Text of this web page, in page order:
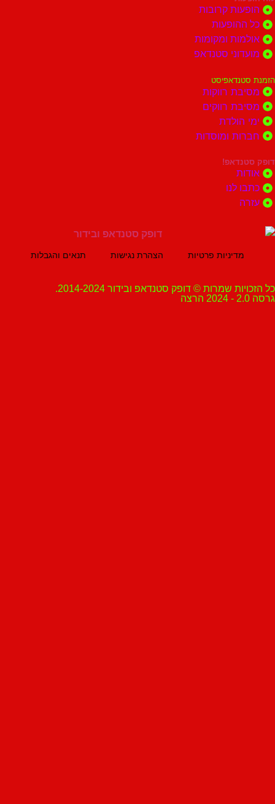
קרובות
ומקומות
סטנדאפ
רווקות
רווקים
ומוסדות
לנו
מדיניות פרטיות הצהרת נגישות תנאים והגבלות
שמרות © דופק סטנדאפ ובידור 2014-2024.